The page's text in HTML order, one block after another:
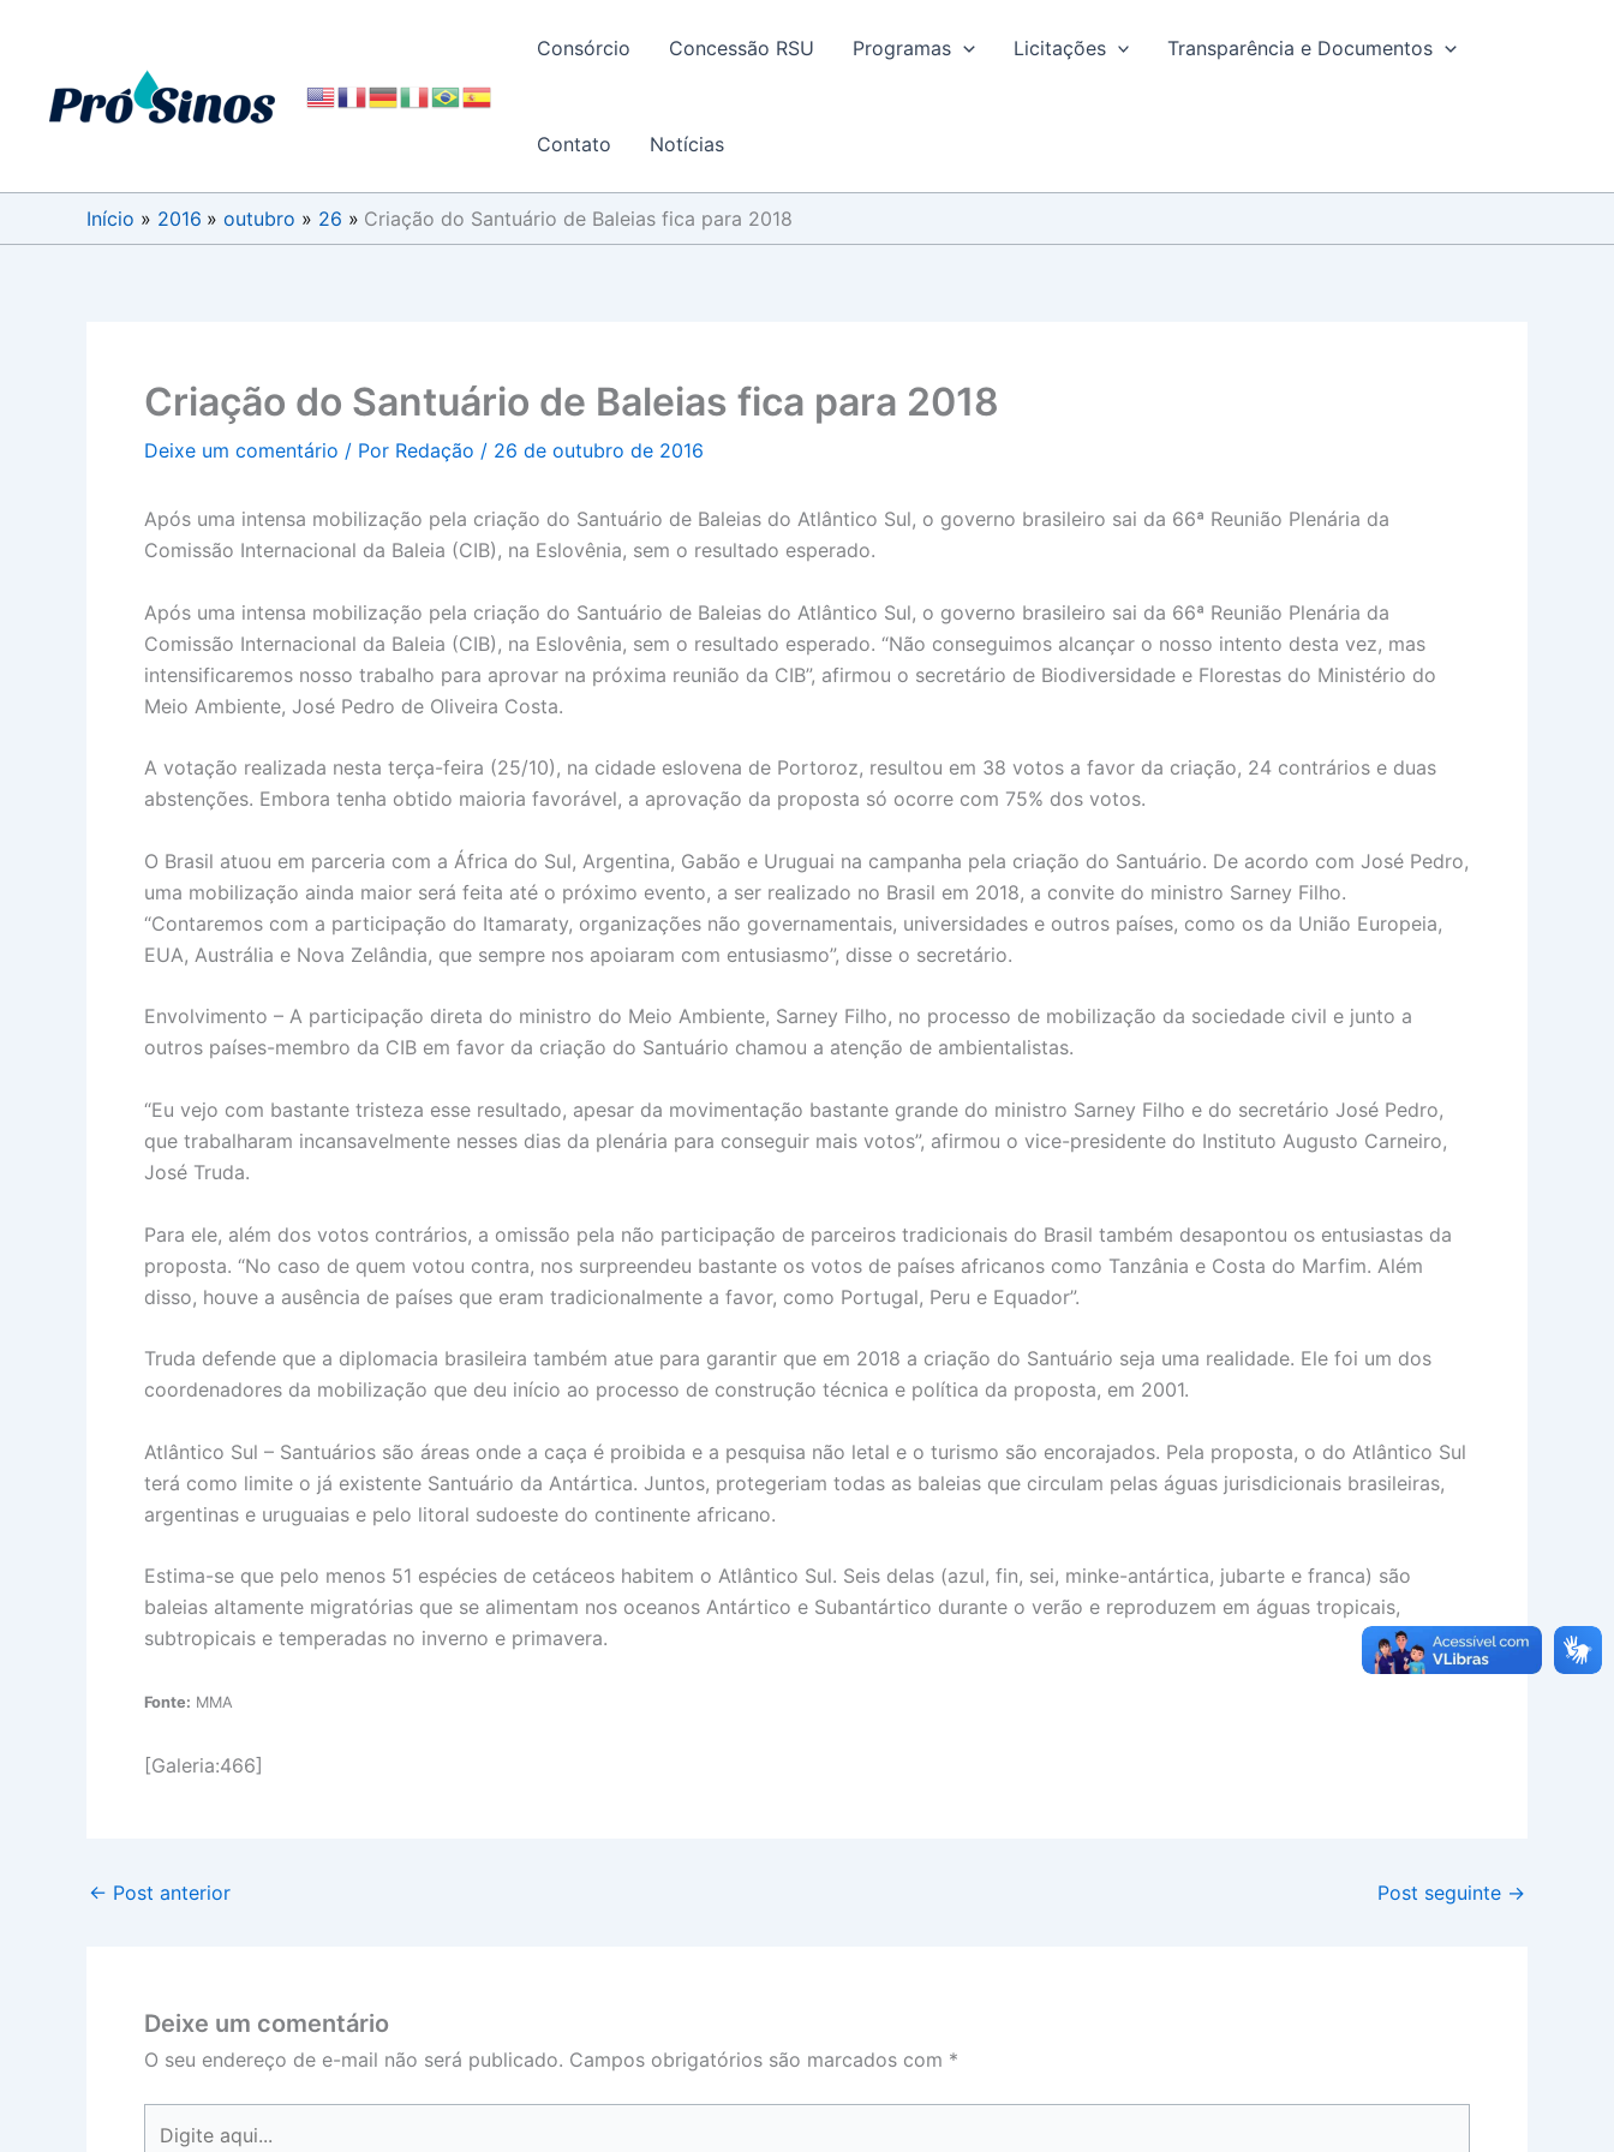
conteúdo
Consórcio Concessão RSU Programas Licitações Transparência e Documentos
Contato Notícias
Início 2016 outubro 26 Criação do Santuário de Baleias fica para 2018
Criação do Santuário de Baleias fica para 2018
Deixe um comentário / Por Redação / 26 de outubro de 2016
Após uma intensa mobilização pela criação do Santuário de Baleias do Atlântico Sul, o governo brasileiro sai da 66ª Reunião Plenária da
Comissão Internacional da Baleia (CIB), na Eslovênia, sem o resultado esperado.
Após uma intensa mobilização pela criação do Santuário de Baleias do Atlântico Sul, o governo brasileiro sai da 66ª Reunião Plenária da
Comissão Internacional da Baleia (CIB), na Eslovênia, sem o resultado esperado. “Não conseguimos alcançar o nosso intento desta vez, mas
intensificaremos nosso trabalho para aprovar na próxima reunião da CIB”, afirmou o secretário de Biodiversidade e Florestas do Ministério do
Meio Ambiente, José Pedro de Oliveira Costa.
A votação realizada nesta terça-feira (25/10), na cidade eslovena de Portoroz, resultou em 38 votos a favor da criação, 24 contrários e duas
abstenções. Embora tenha obtido maioria favorável, a aprovação da proposta só ocorre com 75% dos votos.
O Brasil atuou em parceria com a África do Sul, Argentina, Gabão e Uruguai na campanha pela criação do Santuário. De acordo com José Pedro,
uma mobilização ainda maior será feita até o próximo evento, a ser realizado no Brasil em 2018, a convite do ministro Sarney Filho.
“Contaremos com a participação do Itamaraty, organizações não governamentais, universidades e outros países, como os da União Europeia,
EUA, Austrália e Nova Zelândia, que sempre nos apoiaram com entusiasmo”, disse o secretário.
Envolvimento – A participação direta do ministro do Meio Ambiente, Sarney Filho, no processo de mobilização da sociedade civil e junto a
outros países-membro da CIB em favor da criação do Santuário chamou a atenção de ambientalistas.
“Eu vejo com bastante tristeza esse resultado, apesar da movimentação bastante grande do ministro Sarney Filho e do secretário José Pedro,
que trabalharam incansavelmente nesses dias da plenária para conseguir mais votos”, afirmou o vice-presidente do Instituto Augusto Carneiro,
José Truda.
Para ele, além dos votos contrários, a omissão pela não participação de parceiros tradicionais do Brasil também desapontou os entusiastas da
proposta. “No caso de quem votou contra, nos surpreendeu bastante os votos de países africanos como Tanzânia e Costa do Marfim. Além
disso, houve a ausência de países que eram tradicionalmente a favor, como Portugal, Peru e Equador”.
Truda defende que a diplomacia brasileira também atue para garantir que em 2018 a criação do Santuário seja uma realidade. Ele foi um dos
coordenadores da mobilização que deu início ao processo de construção técnica e política da proposta, em 2001.
Atlântico Sul – Santuários são áreas onde a caça é proibida e a pesquisa não letal e o turismo são encorajados. Pela proposta, o do Atlântico Sul
terá como limite o já existente Santuário da Antártica. Juntos, protegeriam todas as baleias que circulam pelas águas jurisdicionais brasileiras,
argentinas e uruguaias e pelo litoral sudoeste do continente africano.
Estima-se que pelo menos 51 espécies de cetáceos habitem o Atlântico Sul. Seis delas (azul, fin, sei, minke-antártica, jubarte e franca) são
baleias altamente migratórias que se alimentam nos oceanos Antártico e Subantártico durante o verão e reproduzem em águas tropicais,
subtropicais e temperadas no inverno e primavera.
Fonte: MMA
[Galeria:466]
← Post anterior Post seguinte →
Deixe um comentário
O seu endereço de e-mail não será publicado. Campos obrigatórios são marcados com *